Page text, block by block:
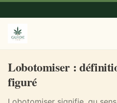
Lobotomiser :
figuré